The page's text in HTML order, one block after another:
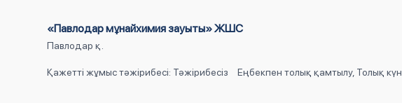
«Павлодар мұнайхимия зауыты» ЖШС
Павлодар қ.
Қажетті жұмыс тәжірибесі: Тәжірибесіз Еңбекпен толық қамтылу, Толық күн